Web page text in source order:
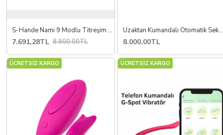
S-Hande Nami 9 Modlu Titreşim ve Kablosuz Uzaktan Kumandalı Vibratör
7.691,28TL 8.800,00TL
Uzaktan Kumandalı Otomatik Seks Makinesi
8.000,00TL
ÜCRETSİZ KARGO ÜCRETSİZ KARGO